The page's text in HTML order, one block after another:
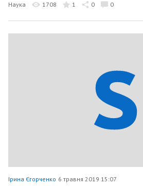
Наука 1708 1 0 0
Ірина Єгорченко 6 травня 2019 15:07